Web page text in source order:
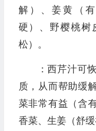
解）、姜黄（
硬）、野樱桃树
松）。
：西芹汁可
质，从而帮助缓
菜非常有益（含
香菜、生姜（舒缓